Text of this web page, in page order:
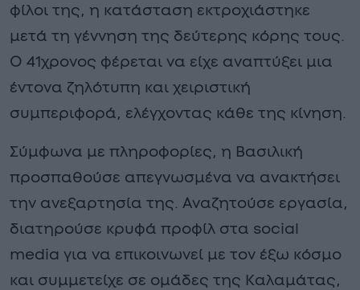
φίλοι της, η κατάσταση εκτροχιάστηκε
μετά τη γέννηση της δεύτερης κόρης τους.
Ο 41χρονος φέρεται να είχε αναπτύξει μια
έντονα ζηλότυπη και χειριστική
συμπεριφορά, ελέγχοντας κάθε της κίνηση.
Σύμφωνα με πληροφορίες, η Βασιλική
προσπαθούσε απεγνωσμένα να ανακτήσει
την ανεξαρτησία της. Αναζητούσε εργασία,
διατηρούσε κρυφά προφίλ στα social
media για να επικοινωνεί με τον έξω κόσμο
και συμμετείχε σε ομάδες της Καλαμάτας,